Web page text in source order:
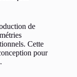
de
Cette
pour